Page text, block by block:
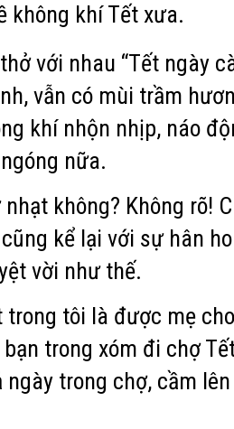
không khí Tết xưa.
với nhau “Tết ngày
vẫn có mùi trầm
khí nhộn nhịp, náo
nữa.
không? Không rõ!
kể lại với sự hân
vời như thế.
trong tôi là được mẹ
trong xóm đi chợ
ngày trong chợ, cầm